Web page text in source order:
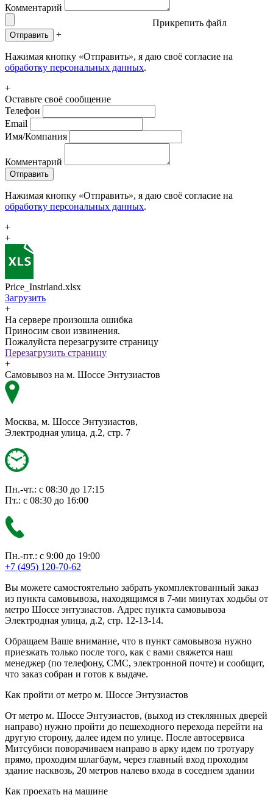
Комментарий
Прикрепить файл
Отправить +
Нажимая кнопку «Отправить», я даю своё согласие на
обработку персональных данных.
+
Оставьте своё сообщение
Телефон
Email
Имя/Компания
Комментарий
Отправить
Нажимая кнопку «Отправить», я даю своё согласие на
обработку персональных данных.
+
+
Price_Instrland.xlsx
Загрузить
+
На сервере произошла ошибка
Приносим свои извинения.
Пожалуйста перезагрузите страницу
Перезагрузить страницу
+
Самовывоз на м. Шоссе Энтузиастов
Москва, м. Шоссе Энтузиастов,
Электродная улица, д.2, стр. 7
Пн.-чт.: с 08:30 до 17:15
Пт.: с 08:30 до 16:00
Пн.-пт.: с 9:00 до 19:00
+7 (495) 120-70-62
Вы можете самостоятельно забрать укомплектованный заказ
из пункта самовывоза, находящимся в 7-ми минутах ходьбы от
метро Шоссе энтузиастов. Адрес пункта самовывоза
Электродная улица, д.2, стр. 12-13-14.
Обращаем Ваше внимание, что в пункт самовывоза нужно
приезжать только после того, как с вами свяжется наш
менеджер (по телефону, СМС, электронной почте) и сообщит,
что заказ собран и готов к выдаче.
Как пройти от метро м. Шоссе Энтузиастов
От метро м. Шоссе Энтузиастов, (выход из стеклянных дверей
направо) нужно пройти до пешеходного перехода перейти на
другую сторону, далее идем по улице. После автосервиса
Митсубиси поворачиваем направо в арку идем по тротуару
прямо, проходим шлагбаум, через главный вход проходим
здание насквозь, 20 метров налево входа в соседнем здании
Как проехать на машине